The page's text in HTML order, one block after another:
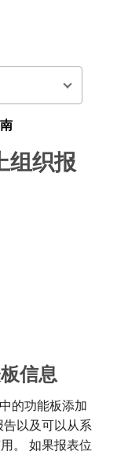
组织报
信息
的功能板添加
以及可以从系
。 如果报表位